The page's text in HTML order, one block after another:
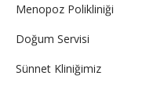
Menopoz Polikliniği
Doğum Servisi
Sünnet Kliniğimiz